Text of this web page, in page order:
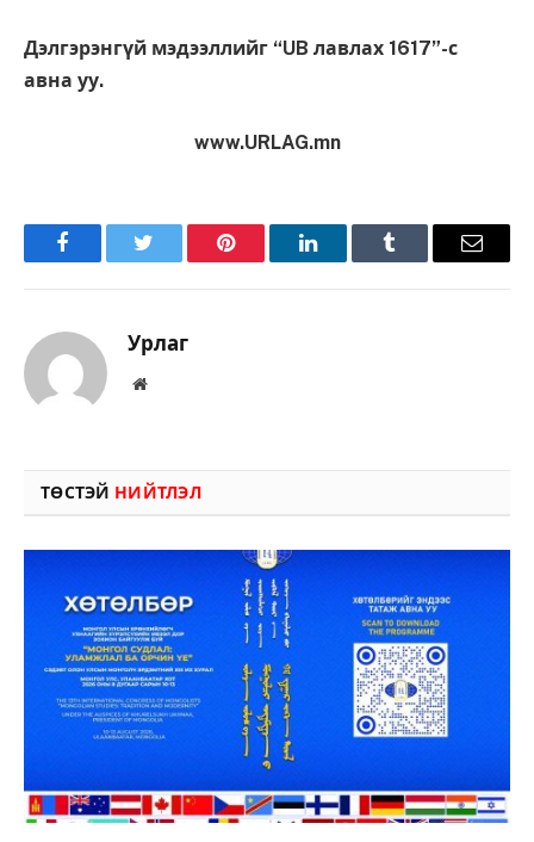
Дэлгэрэнгүй мэдээллийг “UB лавлах 1617”-с
авна уу.
www.URLAG.mn
FacebookTwitter Pinterest LinkedInTumblr Имэйл
Урлаг
Вэбсайт
ТӨСТЭЙ НИЙТЛЭЛ